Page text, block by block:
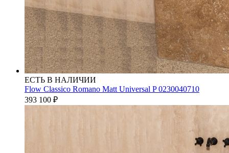
ЕСТЬ В НАЛИЧИИ
Flow Classico Romano Matt Universal P 0230040710
393 100 ₽